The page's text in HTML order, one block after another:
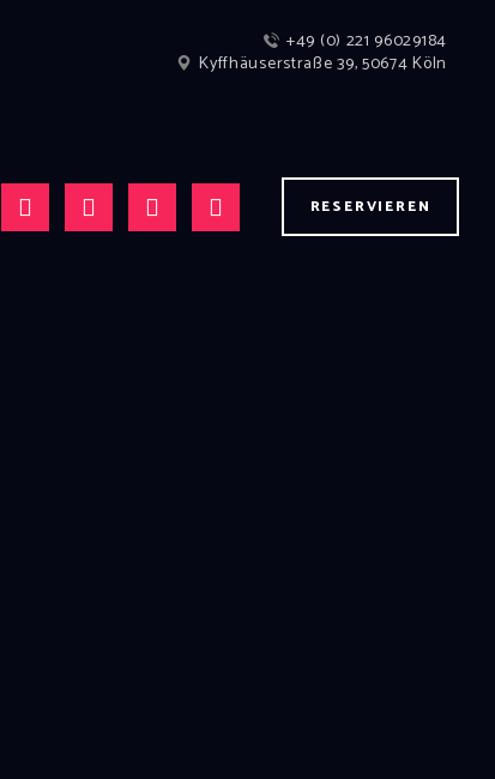
+49 (0) 221 96029184
Kyffhäuserstraße 39, 50674 Köln
RESERVIEREN